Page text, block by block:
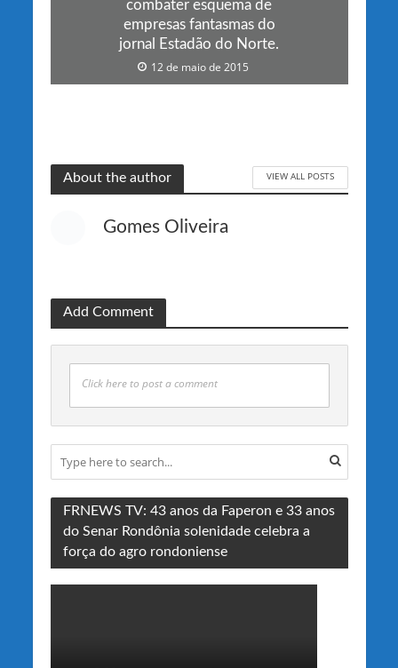
combater esquema de
empresas fantasmas do
jornal Estadão do Norte.
12 de maio de 2015
About the author VIEW ALL POSTS
Gomes Oliveira
Add Comment
Click here to post a comment
FRNEWS TV: 43 anos da Faperon e 33 anos
do Senar Rondônia solenidade celebra a
força do agro rondoniense